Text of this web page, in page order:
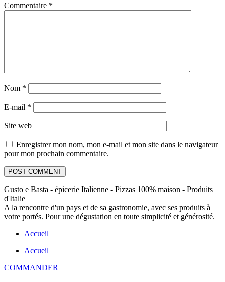
Commentaire *
Nom *
E-mail *
Site web
Enregistrer mon nom, mon e-mail et mon site dans le navigateur
pour mon prochain commentaire.
Gusto e Basta - épicerie Italienne - Pizzas 100% maison - Produits
d'Italie
A la rencontre d'un pays et de sa gastronomie, avec ses produits à
votre portés. Pour une dégustation en toute simplicité et générosité.
Accueil
Accueil
COMMANDER